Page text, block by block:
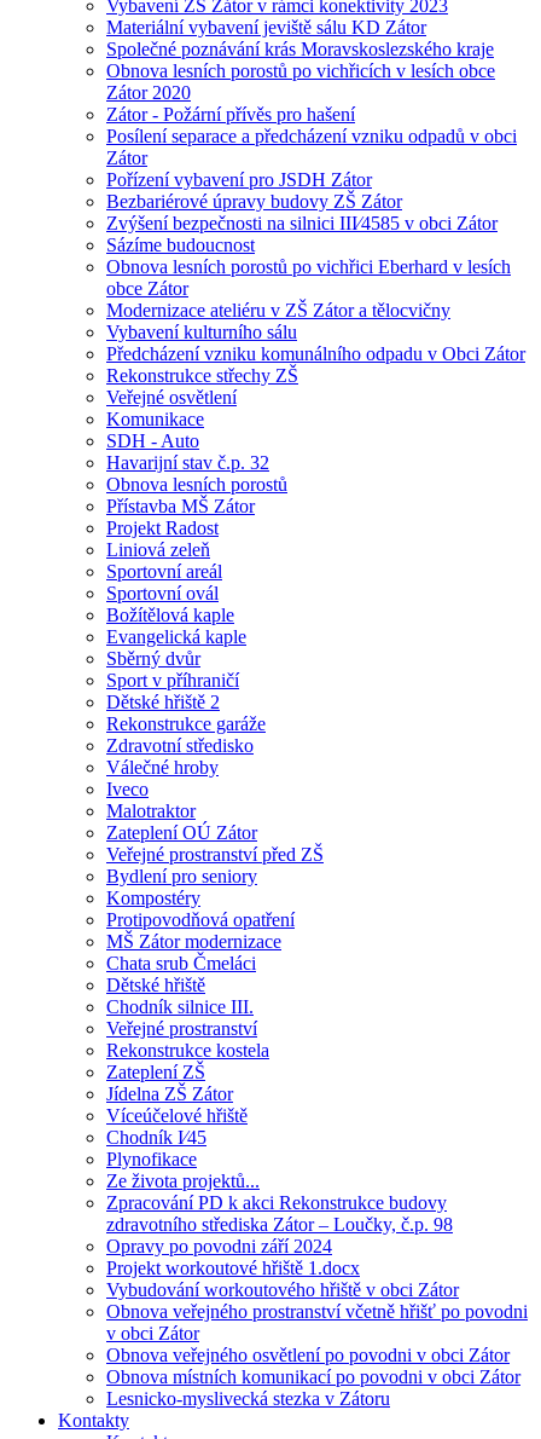
Vybavení ZŠ Zátor v rámci konektivity 2023
Materiální vybavení jeviště sálu KD Zátor
Společné poznávání krás Moravskoslezského kraje
Obnova lesních porostů po vichřicích v lesích obce
Zátor 2020
Zátor - Požární přívěs pro hašení
Posílení separace a předcházení vzniku odpadů v obci
Zátor
Pořízení vybavení pro JSDH Zátor
Bezbariérové úpravy budovy ZŠ Zátor
Zvýšení bezpečnosti na silnici III⁄4585 v obci Zátor
Sázíme budoucnost
Obnova lesních porostů po vichřici Eberhard v lesích
obce Zátor
Modernizace ateliéru v ZŠ Zátor a tělocvičny
Vybavení kulturního sálu
Předcházení vzniku komunálního odpadu v Obci Zátor
Rekonstrukce střechy ZŠ
Veřejné osvětlení
Komunikace
SDH - Auto
Havarijní stav č.p. 32
Obnova lesních porostů
Přístavba MŠ Zátor
Projekt Radost
Liniová zeleň
Sportovní areál
Sportovní ovál
Božítělová kaple
Evangelická kaple
Sběrný dvůr
Sport v příhraničí
Dětské hřiště 2
Rekonstrukce garáže
Zdravotní středisko
Válečné hroby
Iveco
Malotraktor
Zateplení OÚ Zátor
Veřejné prostranství před ZŠ
Bydlení pro seniory
Kompostéry
Protipovodňová opatření
MŠ Zátor modernizace
Chata srub Čmeláci
Dětské hřiště
Chodník silnice III.
Veřejné prostranství
Rekonstrukce kostela
Zateplení ZŠ
Jídelna ZŠ Zátor
Víceúčelové hřiště
Chodník I⁄45
Plynofikace
Ze života projektů...
Zpracování PD k akci Rekonstrukce budovy
zdravotního střediska Zátor – Loučky, č.p. 98
Opravy po povodni září 2024
Projekt workoutové hřiště 1.docx
Vybudování workoutového hřiště v obci Zátor
Obnova veřejného prostranství včetně hřišť po povodni
v obci Zátor
Obnova veřejného osvětlení po povodni v obci Zátor
Obnova místních komunikací po povodni v obci Zátor
Lesnicko-myslivecká stezka v Zátoru
Kontakty